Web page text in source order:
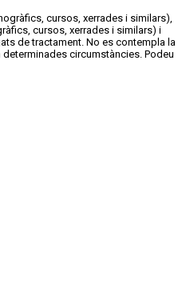
cursos, xerrades i similars),
cursos, xerrades i similars) i
de tractament. No es contempla la
circumstàncies. Podeu